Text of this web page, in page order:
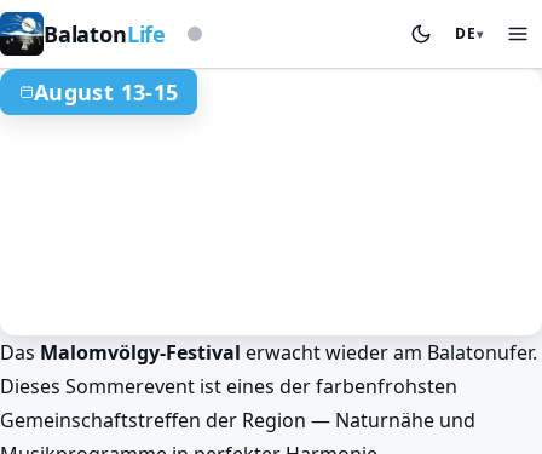
BalatonLife Auf Basis der Sturmwarnleuchte
DE▾
August 13-15
Events & Festivals
Malomvölgy-Festival am Balaton
Aug 13. 19:00 – Aug 15. 23:59
Das Malomvölgy-Festival erwacht wieder am Balatonufer.
Dieses Sommerevent ist eines der farbenfrohsten
Gemeinschaftstreffen der Region — Naturnähe und